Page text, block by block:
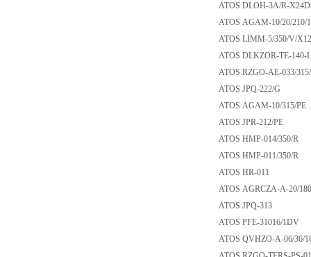
ATOS DLOH-3A/R-
ATOS AGAM-10/20/
ATOS LIMM-5/350/
ATOS DLKZOR-TE-
ATOS RZGO-AE-
ATOS JPQ-222/G
ATOS AGAM-10/
ATOS JPR-212/PE
ATOS HMP-014/
ATOS HMP-011/
ATOS HR-011
ATOS AGRCZA-A-
ATOS JPQ-313
ATOS PFE-31016/
ATOS QVHZO-A-